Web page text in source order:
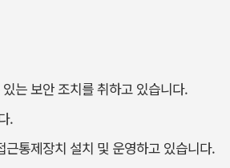
는 보안 조치를 취하고 있습니다.
.
통제장치 설치 및 운영하고 있습니다.